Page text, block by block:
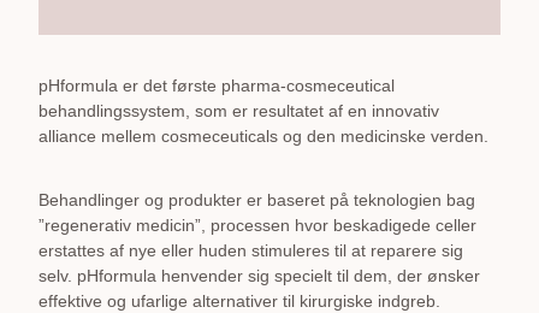
pHformula er det første pharma-cosmeceutical
behandlingssystem, som er resultatet af en innovativ
alliance mellem cosmeceuticals og den medicinske verden.
Behandlinger og produkter er baseret på teknologien bag
”regenerativ medicin”, processen hvor beskadigede celler
erstattes af nye eller huden stimuleres til at reparere sig
selv. pHformula henvender sig specielt til dem, der ønsker
effektive og ufarlige alternativer til kirurgiske indgreb.